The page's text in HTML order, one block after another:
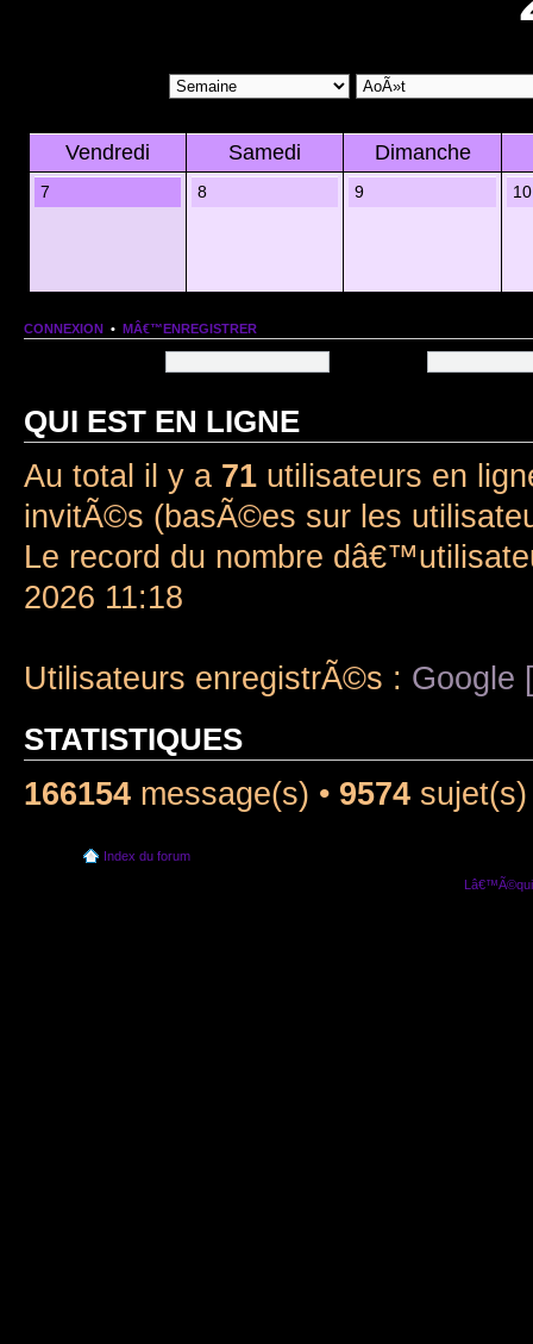
Vendredi Samedi Dimanche
7 8 9 10
CONNEXION • MÂ€™ENREGISTRER
QUI EST EN LIGNE
Au total il y a 71 utilisateurs en
invitÃ©s (basÃ©es sur les
Le record du nombre
2026 11:18
Utilisateurs enregistrÃ©s : Google
STATISTIQUES
166154 message(s) • 9574
Index du forum